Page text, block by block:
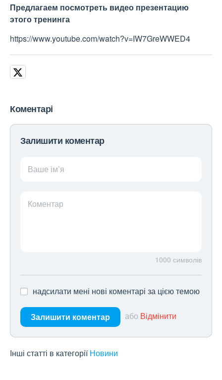
Предлагаем посмотреть видео презентацию
этого тренинга
https://www.youtube.com/watch?v=IW7GreWWED4
Коментарі
Залишити коментар
Ваше ім’я
Коментар
1000 символів
надсилати мені нові коментарі за цією темою
Залишити коментар або Відмінити
Інші статті в категорії Новини